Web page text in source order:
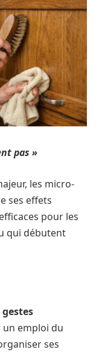
pas »
les micro-
ses effets
pour les
qui débutent
gestes
un emploi du
ses